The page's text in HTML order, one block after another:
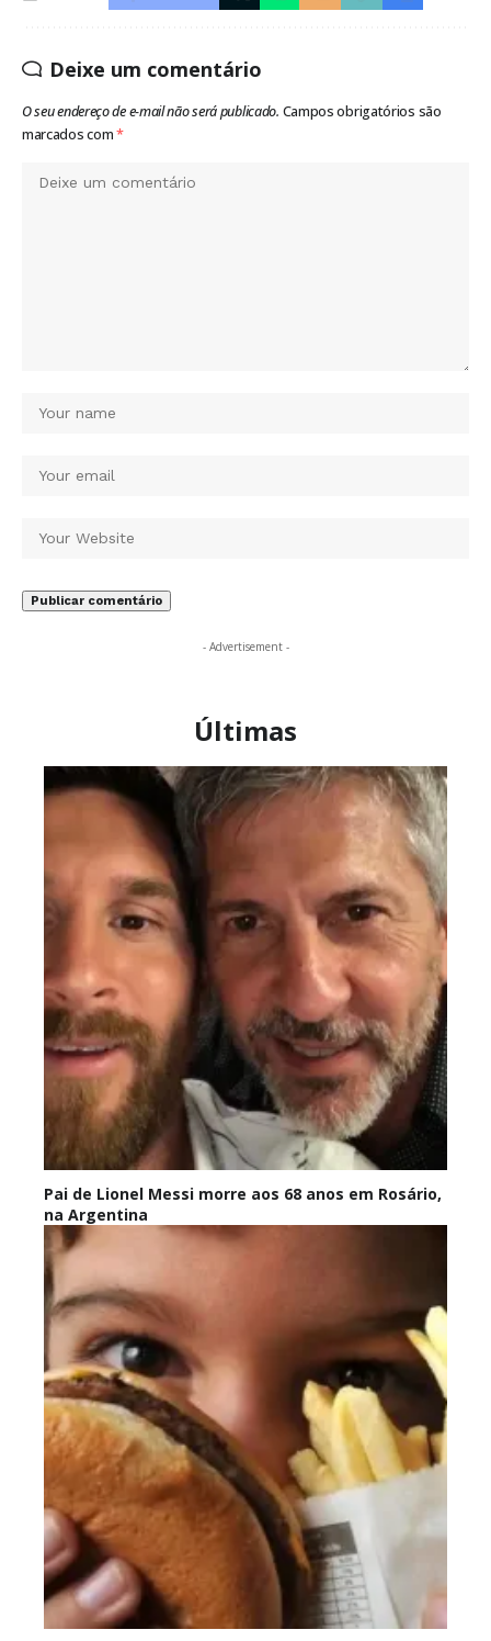
Deixe um comentário
O seu endereço de e-mail não será publicado. Campos obrigatórios são
marcados com*
- Advertisement -
Últimas
Pai de Lionel Messi morre aos 68 anos em Rosário,
na Argentina